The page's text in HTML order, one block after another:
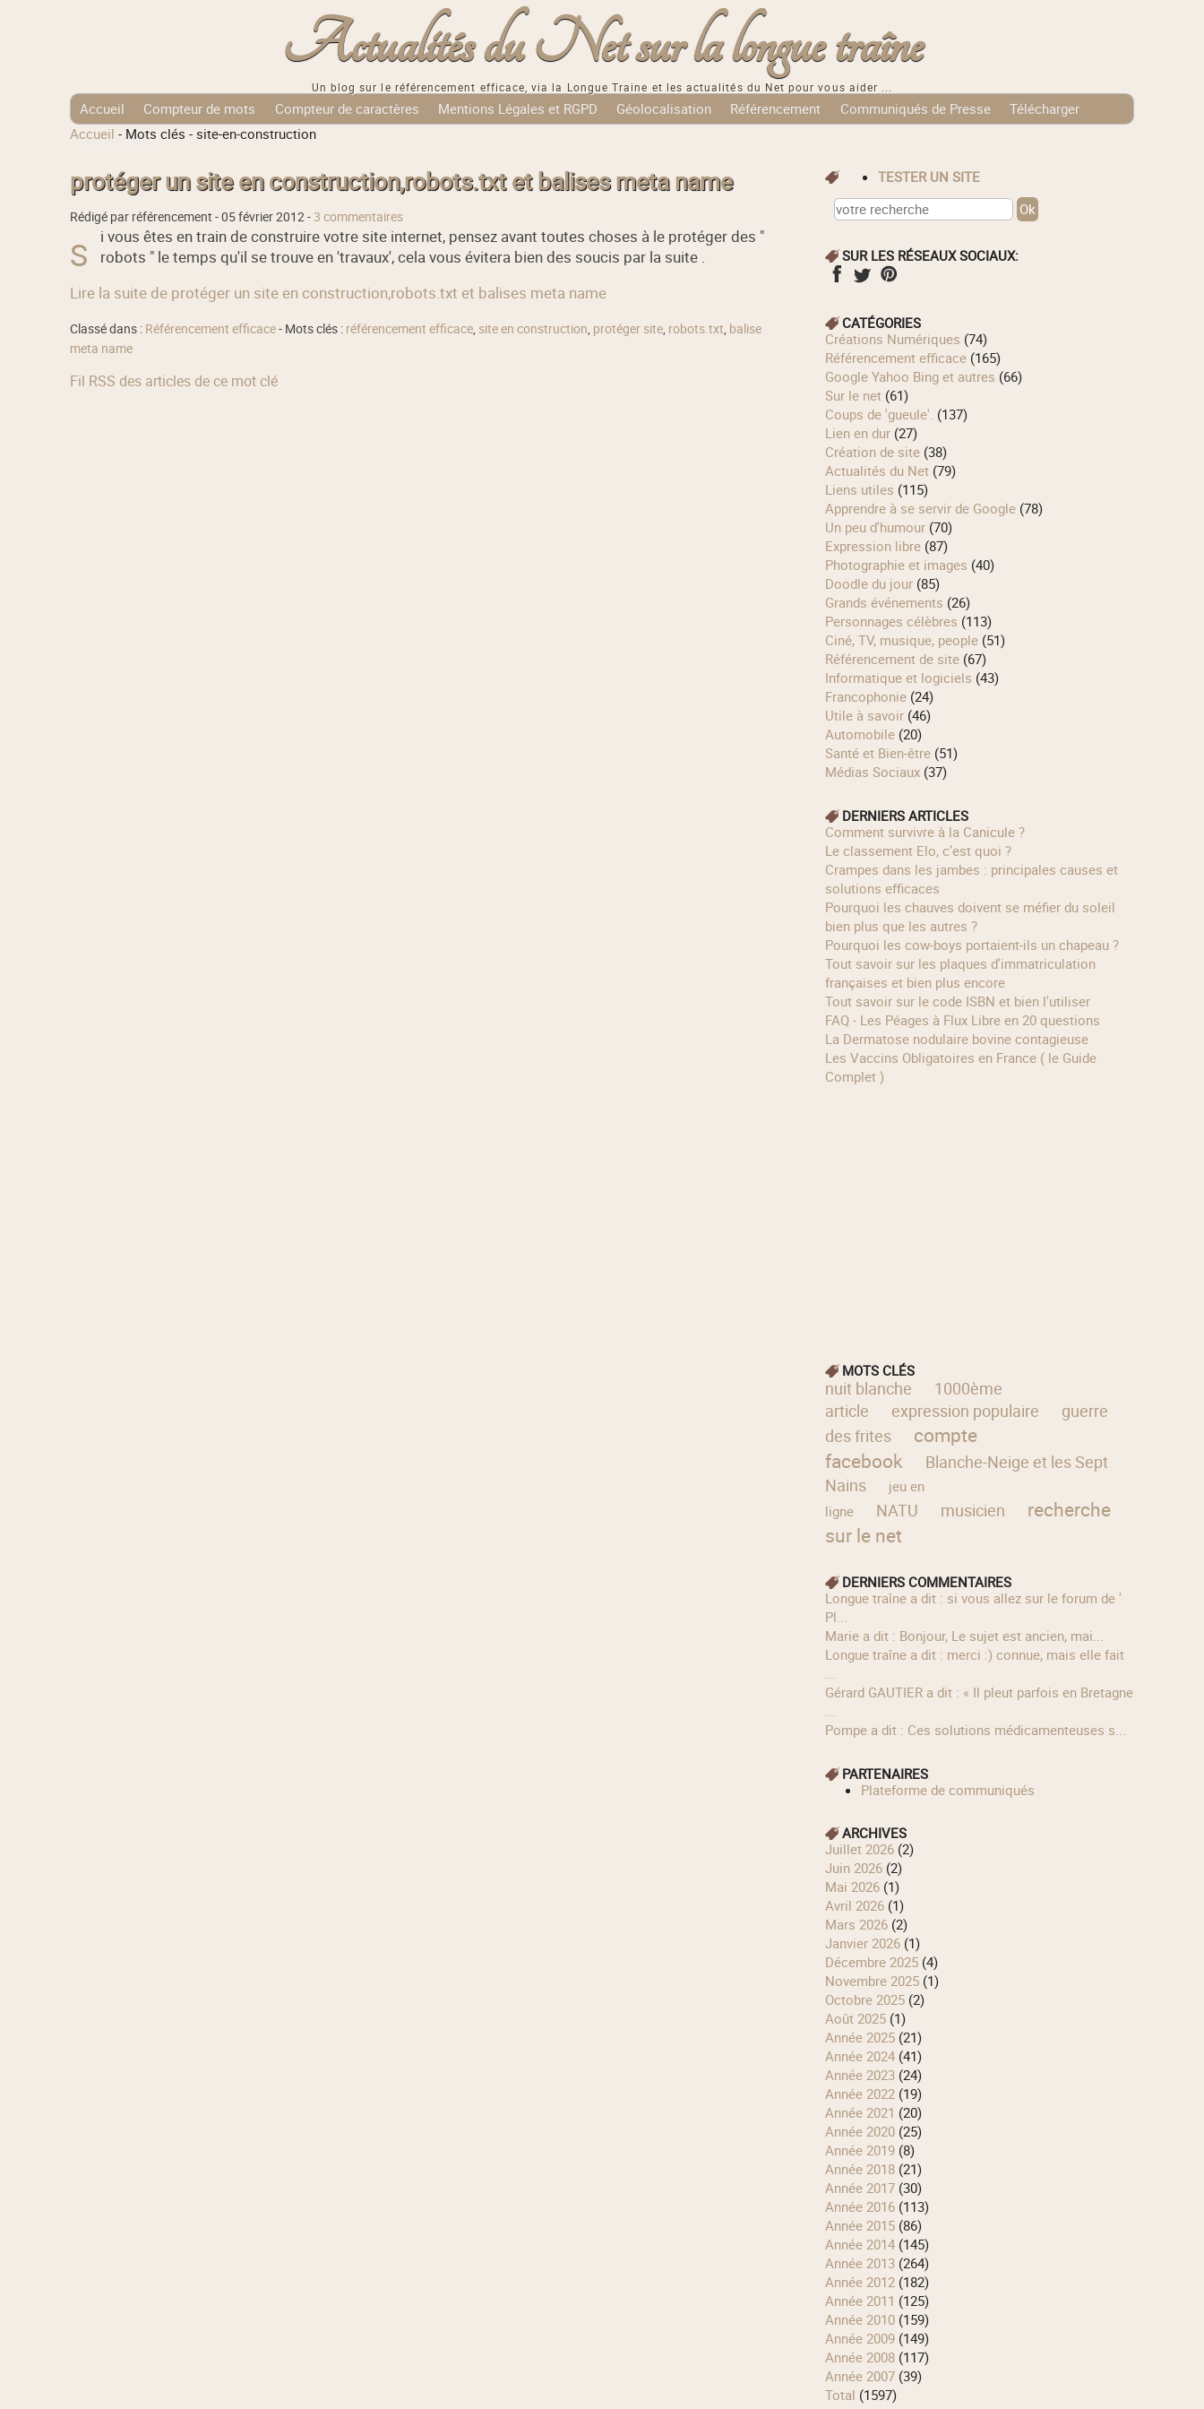
Actualités du Net sur la longue traîne
Un blog sur le référencement efficace, via la Longue Traine et les actualités du Net pour vous aider ...
Accueil Compteur de mots Compteur de caractères Mentions Légales et RGPD Géolocalisation Référencement Communiqués de Presse
Télécharger
Tags Cloud
Accueil - Mots clés - site-en-construction
protéger un site en construction,robots.txt et balises meta name
Rédigé par référencement -05 février 2012- 3 commentaires
S
i vous êtes en train de construire votre site internet, pensez avant toutes choses à le protéger des "
robots " le temps qu'il se trouve en 'travaux', cela vous évitera bien des soucis par la suite .
Lire la suite de protéger un site en construction,robots.txt et balises meta name
Classé dans : Référencement efficace- Mots clés : référencement efficace, site en construction, protéger site, robots.txt, balise
meta name
Fil RSS des articles de ce mot clé
TESTER UN SITE
SUR LES RÉSEAUX SOCIAUX:
CATÉGORIES
Créations Numériques (74)
Référencement efficace(165)
Google Yahoo Bing et autres (66)
Sur le net(61)
Coups de 'gueule'. (137)
Lien en dur(27)
Création de site(38)
Actualités du Net(79)
Liens utiles (115)
Apprendre à se servir de Google(78)
Un peu d'humour(70)
Expression libre(87)
Photographie et images (40)
Doodle du jour(85)
Grands événements (26)
Personnages célèbres (113)
Ciné, TV, musique, people(51)
Référencement de site(67)
Informatique et logiciels (43)
Francophonie(24)
Utile à savoir(46)
Automobile(20)
Santé et Bien-être(51)
Médias Sociaux(37)
DERNIERS ARTICLES
Comment survivre à la Canicule ?
Le classement Elo, c’est quoi ?
Crampes dans les jambes : principales causes et
solutions efficaces
Pourquoi les chauves doivent se méfier du soleil
bien plus que les autres ?
Pourquoi les cow‑boys portaient‑ils un chapeau ?
Tout savoir sur les plaques d'immatriculation
françaises et bien plus encore
Tout savoir sur le code ISBN et bien l'utiliser
FAQ - Les Péages à Flux Libre en 20 questions
La Dermatose nodulaire bovine contagieuse
Les Vaccins Obligatoires en France ( le Guide
Complet )
MOTS CLÉS
nuit blanche
1000ème
article
expression populaire
guerre
des frites
compte
facebook
Blanche-Neige et les Sept
Nains
jeu en
ligne
NATU musicien
recherche
sur le net
DERNIERS COMMENTAIRES
longue traîne a dit : si vous allez sur le forum de '
Pl...
Marie a dit : Bonjour, Le sujet est ancien, mai...
longue traîne a dit : merci :) connue, mais elle fait
...
Gérard GAUTIER a dit : « Il pleut parfois en Bretagne
...
Pompe a dit : Ces solutions médicamenteuses s...
PARTENAIRES
Plateforme de communiqués
ARCHIVES
juillet 2026(2)
juin 2026(2)
mai 2026(1)
avril 2026(1)
mars 2026(2)
janvier 2026(1)
décembre 2025(4)
novembre 2025(1)
octobre 2025(2)
août 2025(1)
année 2025(21)
année 2024(41)
année 2023(24)
année 2022(19)
année 2021 (20)
année 2020(25)
année 2019(8)
année 2018(21)
année 2017(30)
année 2016(113)
année 2015(86)
année 2014(145)
année 2013(264)
année 2012(182)
année 2011 (125)
année 2010(159)
année 2009(149)
année 2008(117)
année 2007(39)
total (1597)